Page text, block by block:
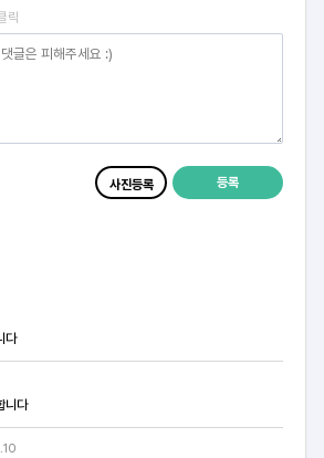
릭
사진등록 등록
다
니다